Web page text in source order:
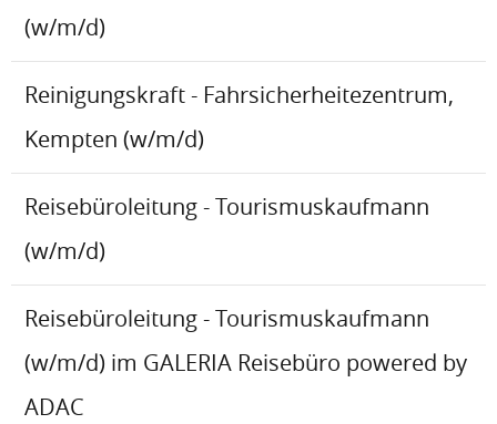
(w/m/d)
Reinigungskraft - Fahrsicherheitezentrum,
Kempten (w/m/d)
Reisebüroleitung - Tourismuskaufmann
(w/m/d)
Reisebüroleitung - Tourismuskaufmann
(w/m/d) im GALERIA Reisebüro powered by
ADAC